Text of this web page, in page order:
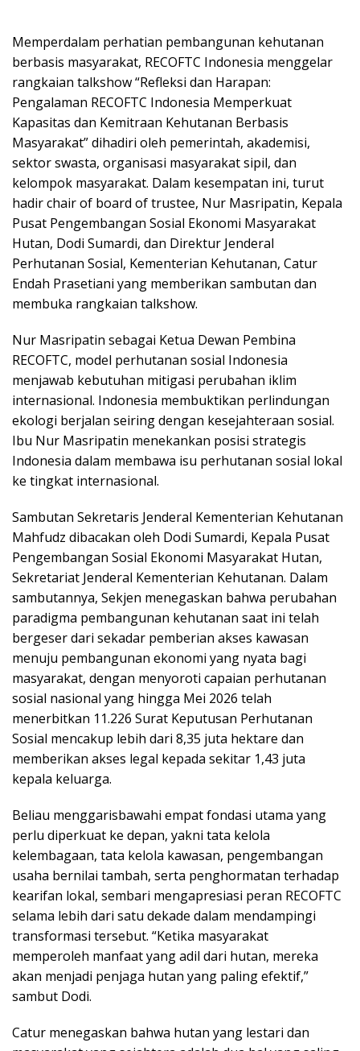
Memperdalam perhatian pembangunan kehutanan
berbasis masyarakat, RECOFTC Indonesia menggelar
rangkaian talkshow “Refleksi dan Harapan:
Pengalaman RECOFTC Indonesia Memperkuat
Kapasitas dan Kemitraan Kehutanan Berbasis
Masyarakat” dihadiri oleh pemerintah, akademisi,
sektor swasta, organisasi masyarakat sipil, dan
kelompok masyarakat. Dalam kesempatan ini, turut
hadir chair of board of trustee, Nur Masripatin, Kepala
Pusat Pengembangan Sosial Ekonomi Masyarakat
Hutan, Dodi Sumardi, dan Direktur Jenderal
Perhutanan Sosial, Kementerian Kehutanan, Catur
Endah Prasetiani yang memberikan sambutan dan
membuka rangkaian talkshow.
Nur Masripatin sebagai Ketua Dewan Pembina
RECOFTC, model perhutanan sosial Indonesia
menjawab kebutuhan mitigasi perubahan iklim
internasional. Indonesia membuktikan perlindungan
ekologi berjalan seiring dengan kesejahteraan sosial.
Ibu Nur Masripatin menekankan posisi strategis
Indonesia dalam membawa isu perhutanan sosial lokal
ke tingkat internasional.
Sambutan Sekretaris Jenderal Kementerian Kehutanan
Mahfudz dibacakan oleh Dodi Sumardi, Kepala Pusat
Pengembangan Sosial Ekonomi Masyarakat Hutan,
Sekretariat Jenderal Kementerian Kehutanan. Dalam
sambutannya, Sekjen menegaskan bahwa perubahan
paradigma pembangunan kehutanan saat ini telah
bergeser dari sekadar pemberian akses kawasan
menuju pembangunan ekonomi yang nyata bagi
masyarakat, dengan menyoroti capaian perhutanan
sosial nasional yang hingga Mei 2026 telah
menerbitkan 11.226 Surat Keputusan Perhutanan
Sosial mencakup lebih dari 8,35 juta hektare dan
memberikan akses legal kepada sekitar 1,43 juta
kepala keluarga.
Beliau menggarisbawahi empat fondasi utama yang
perlu diperkuat ke depan, yakni tata kelola
kelembagaan, tata kelola kawasan, pengembangan
usaha bernilai tambah, serta penghormatan terhadap
kearifan lokal, sembari mengapresiasi peran RECOFTC
selama lebih dari satu dekade dalam mendampingi
transformasi tersebut. “Ketika masyarakat
memperoleh manfaat yang adil dari hutan, mereka
akan menjadi penjaga hutan yang paling efektif,”
sambut Dodi.
Catur menegaskan bahwa hutan yang lestari dan